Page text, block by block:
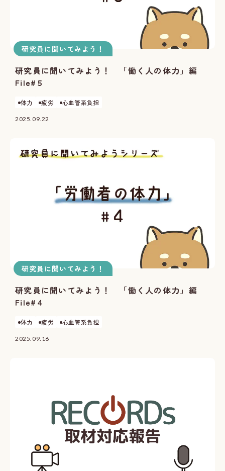
研究員に聞いてみよう！
研究員に聞いてみよう！ 「働く人の体力」編
File#５
体力 疲労 心血管系負担
2025.09.22
研究員に聞いてみよう！
研究員に聞いてみよう！ 「働く人の体力」編
File#４
体力 疲労 心血管系負担
2025.09.16